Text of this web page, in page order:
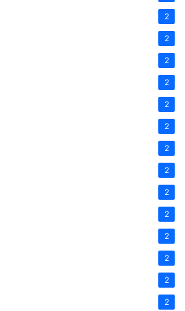
2
2
2
2
2
2
2
2
2
2
2
2
2
2